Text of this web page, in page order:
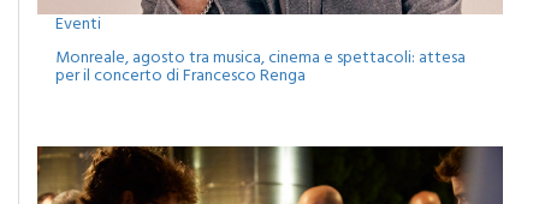
Eventi
Monreale, agosto tra musica, cinema e spettacoli: attesa